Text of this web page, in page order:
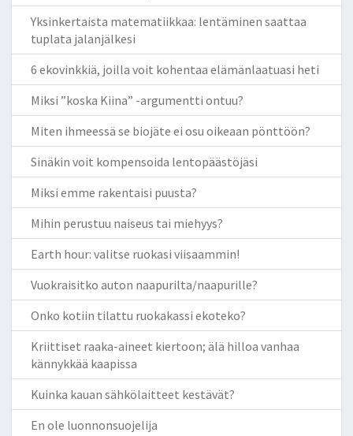
Yksinkertaista matematiikkaa: lentäminen saattaa
tuplata jalanjälkesi
6 ekovinkkiä, joilla voit kohentaa elämänlaatuasi heti
Miksi ”koska Kiina” -argumentti ontuu?
Miten ihmeessä se biojäte ei osu oikeaan pönttöön?
Sinäkin voit kompensoida lentopäästöjäsi
Miksi emme rakentaisi puusta?
Mihin perustuu naiseus tai miehyys?
Earth hour: valitse ruokasi viisaammin!
Vuokraisitko auton naapurilta/naapurille?
Onko kotiin tilattu ruokakassi ekoteko?
Kriittiset raaka-aineet kiertoon; älä hilloa vanhaa
kännykkää kaapissa
Kuinka kauan sähkölaitteet kestävät?
En ole luonnonsuojelija